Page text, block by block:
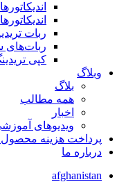
ربات
ربات‌های
کپی
وبلاگ
بلاگ
همه مطالب
اخبار
ویدیوهای
پرداخت هزینه
درباره ما
afghanistan